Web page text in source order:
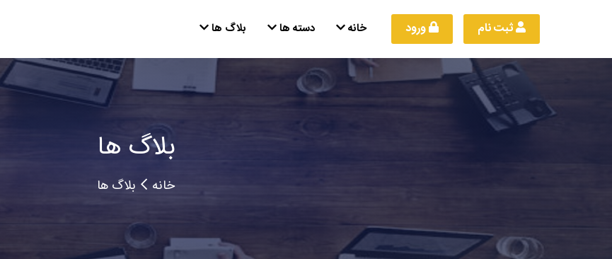
ثبت نام ورود خانه دسته ها بلاگ ها
بلاگ ها
خانه بلاگ ها